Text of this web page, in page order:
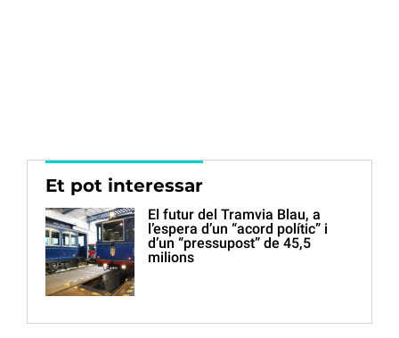
Et pot interessar
El futur del Tramvia Blau, a
l’espera d’un “acord polític” i
d’un “pressupost” de 45,5
milions